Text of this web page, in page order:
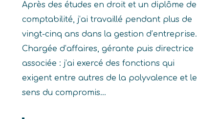
Après des études en droit et un diplôme de
comptabilité, j’ai travaillé pendant plus de
vingt-cinq ans dans la gestion d’entreprise.
Chargée d’affaires, gérante puis directrice
associée : j’ai exercé des fonctions qui
exigent entre autres de la polyvalence et le
sens du compromis…